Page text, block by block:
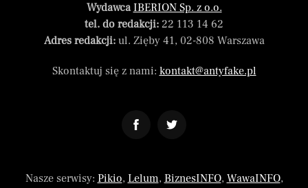
WydawcaIBERION Sp. z o.o.
tel. do redakcji: 22 113 14 62
Adres redakcji:ul. Zięby 41, 02-808 Warszawa
Skontaktuj się z nami: kontakt@antyfake.pl
Nasze serwisy: Pikio, Lelum, BiznesINFO, WawaINFO,